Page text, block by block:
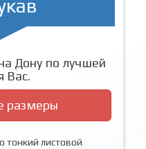
Дону по лучшей
Вас.
размеры
тонкий листовой